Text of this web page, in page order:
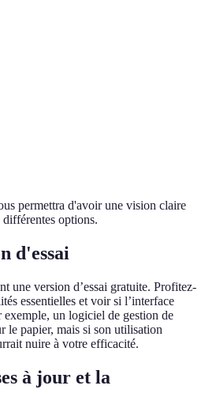
permettra d'avoir une vision claire
options.
d'essai
une version d’essai gratuite. Profitez-
essentielles et voir si l’interface
un logiciel de gestion de
le papier, mais si son utilisation
nuire à votre efficacité.
à jour et la